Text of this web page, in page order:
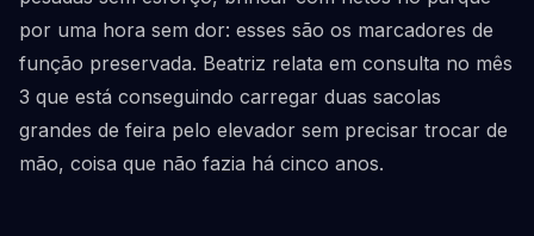
por uma hora sem dor: esses são os marcadores de
função preservada. Beatriz relata em consulta no mês
3 que está conseguindo carregar duas sacolas
grandes de feira pelo elevador sem precisar trocar de
mão, coisa que não fazia há cinco anos.